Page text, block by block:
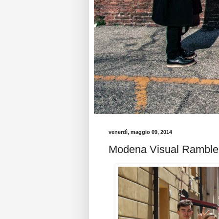
venerdì, maggio 09, 2014
Modena Visual